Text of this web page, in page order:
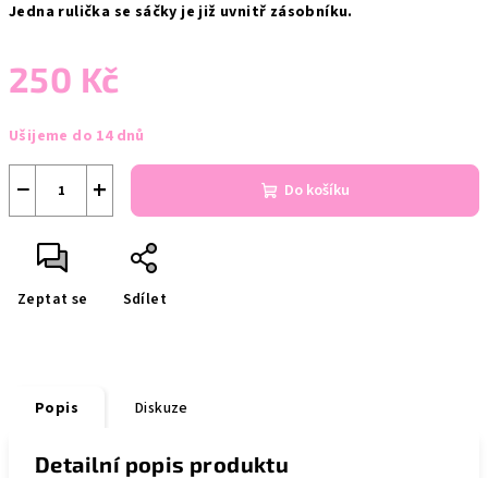
Jedna rulička se sáčky je již uvnitř zásobníku.
250 Kč
cena:
Ušijeme do 14 dnů
+
− Do košíku
Zeptat se Sdílet
Popis Diskuze
Detailní popis produktu